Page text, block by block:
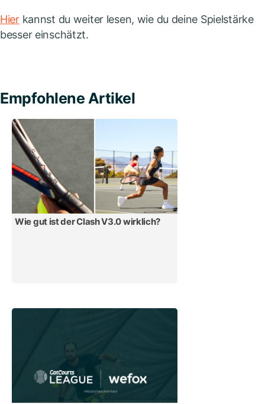
Hierkannst du weiter lesen, wie du deine Spielstärke
besser einschätzt.
Empfohlene Artikel
Wie gut ist der Clash V3.0 wirklich?